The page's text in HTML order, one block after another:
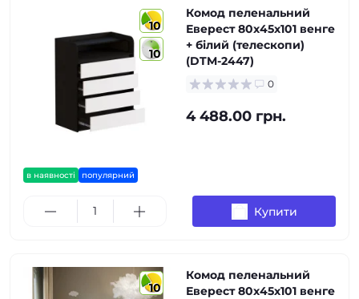
10
10
в наявності популярний
Комод пеленальний
Еверест 80х45х101 венге
+ білий (телескопи)
(DTM-2447)
0
4 488.00 грн.
Купити
10
Комод пеленальний
Еверест 80х45х101 венге